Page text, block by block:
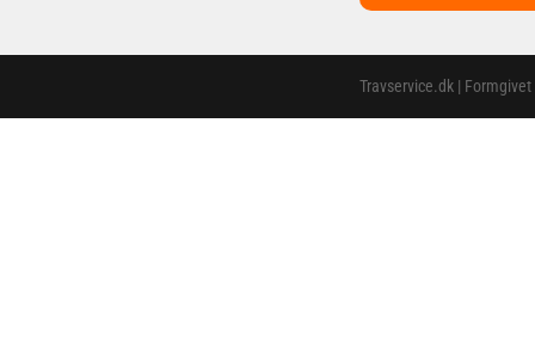
Travservice.dk |